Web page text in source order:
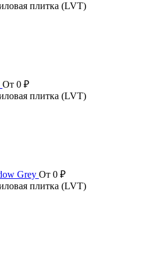
плитка (LVT)
От 0 ₽
плитка (LVT)
Grey От 0 ₽
плитка (LVT)